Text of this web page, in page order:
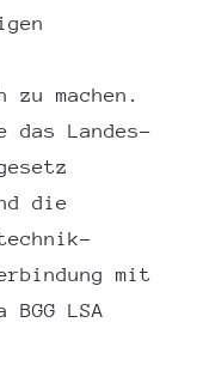
machen.
das Landes-
die
mit
LSA